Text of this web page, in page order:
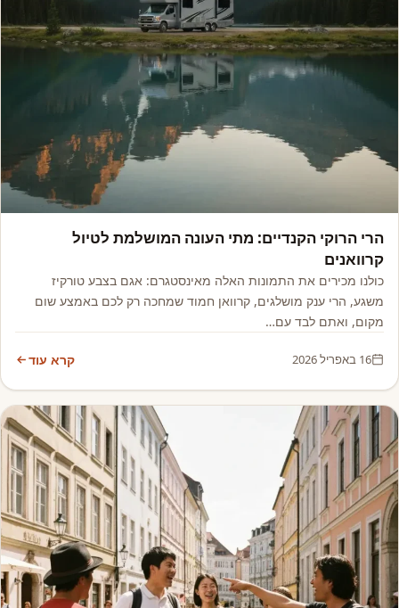
הרי הרוקי הקנדיים: מתי העונה המושלמת לטיול
קרוואנים
כולנו מכירים את התמונות האלה מאינסטגרם: אגם בצבע טורקיז
משגע, הרי ענק מושלגים, קרוואן חמוד שמחכה רק לכם באמצע שום
מקום, ואתם לבד עם…
16 באפריל 2026 קרא עוד